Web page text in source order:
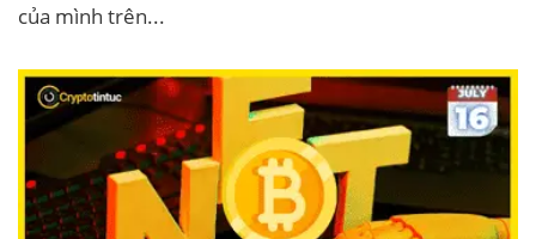
của mình trên...